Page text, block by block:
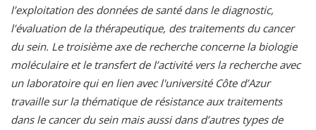
l’exploitation des données de santé dans le diagnostic,
l’évaluation de la thérapeutique, des traitements du cancer
du sein. Le troisième axe de recherche concerne la biologie
moléculaire et le transfert de l’activité vers la recherche avec
un laboratoire qui en lien avec l'université Côte d’Azur
travaille sur la thématique de résistance aux traitements
dans le cancer du sein mais aussi dans d’autres types de